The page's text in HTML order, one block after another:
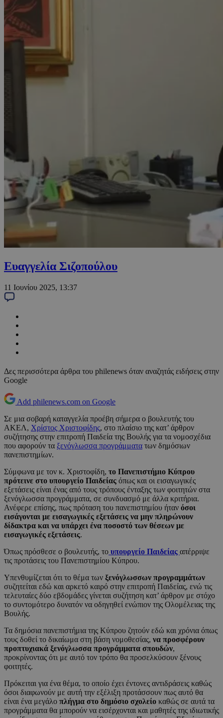
Ευαγγελία Σιζοπούλου
11 Ιουνίου 2025, 13:37
Δες περισσότερα άρθρα του philenews όταν αναζητάς ειδήσεις στην
Google
Add philenews.com on Google
Σε μια σοβαρή καταγγελία προέβη σήμερα ο βουλευτής του
ΑΚΕΛ, Χρίστος Χριστοφίδης, στο πλαίσιο της κατ’ άρθρον
συζήτησης στην επιτροπή Παιδεία της Βουλής για τα νομοσχέδια
που αφορούν τα ξενόγλωσσα προγράμματα των δημόσιων
πανεπιστημίων.
Σύμφωνα με τον κ. Χριστοφίδη, το Πανεπιστήμιο Κύπρου
πρότεινε στο υπουργείο Παιδείας όπως και οι εισαγωγικές
εξετάσεις είναι ένας από τους τρόπους ένταξης των φοιτητών στα
ξενόγλωσσα προγράμματα, σε συνδυασμό με άλλα κριτήρια.
Ανέφερε επίσης, πως πρόταση του πανεπιστημίου ήταν όσοι
εισάγονται με εισαγωγικές εξετάσεις να μην πληρώνουν
δίδακτρα και να υπάρχει ένα ποσοστό των θέσεων με
εισαγωγικές εξετάσεις.
Όπως πρόσθεσε ο βουλευτής, το υπουργείο Παιδείας απέρριψε
τις προτάσεις του Πανεπιστημίου Κύπρου.
Υπενθυμίζεται ότι το θέμα των ξενόγλωσσων προγραμμάτων
συζητείται εδώ και αρκετό καιρό στην επιτροπή Παιδείας, ενώ τις
τελευταίες δύο εβδομάδες γίνεται συζήτηση κατ’ άρθρον με στόχο
το συντομότερο δυνατόν να οδηγηθεί ενώπιον της Ολομέλειας της
Βουλής.
Τα δημόσια πανεπιστήμια της Κύπρου ζητούν εδώ και χρόνια όπως
τους δοθεί το δικαίωμα στη βάση νομοθεσίας, να προσφέρουν
προπτυχιακά ξενόγλωσσα προγράμματα σπουδών,
προκρίνοντας ότι με αυτό τον τρόπο θα προσελκύσουν ξένους
φοιτητές.
Πρόκειται για ένα θέμα, το οποίο έχει έντονες αντιδράσεις καθώς
όσοι διαφωνούν με αυτή την εξέλιξη προτάσσουν πως αυτό θα
είναι ένα μεγάλο πλήγμα στο δημόσιο σχολείο καθώς σε αυτά τα
προγράμματα θα μπορούν να εισέρχονται και μαθητές της ιδιωτικής